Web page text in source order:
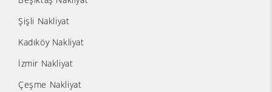
Şişli Nakliyat
Kadıköy Nakliyat
İzmir Nakliyat
Çeşme Nakliyat